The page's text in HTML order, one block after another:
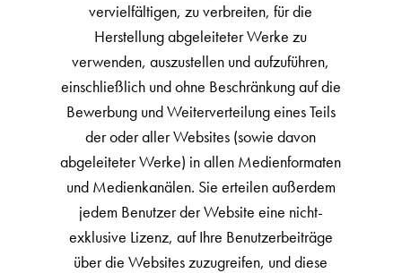
vervielfältigen, zu verbreiten, für die
Herstellung abgeleiteter Werke zu
verwenden, auszustellen und aufzuführen,
einschließlich und ohne Beschränkung auf die
Bewerbung und Weiterverteilung eines Teils
der oder aller Websites (sowie davon
abgeleiteter Werke) in allen Medienformaten
und Medienkanälen. Sie erteilen außerdem
jedem Benutzer der Website eine nicht-
exklusive Lizenz, auf Ihre Benutzerbeiträge
über die Websites zuzugreifen, und diese